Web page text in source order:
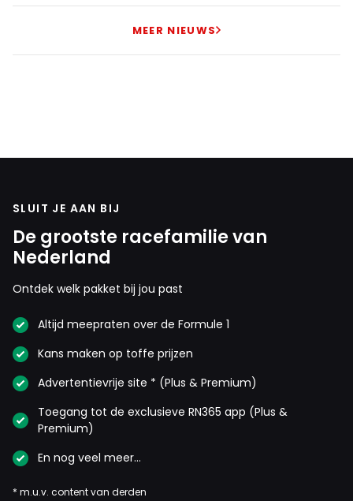
MEER NIEUWS
SLUIT JE AAN BIJ
De grootste racefamilie van
Nederland
Ontdek welk pakket bij jou past
Altijd meepraten over de Formule 1
Kans maken op toffe prijzen
Advertentievrije site * (Plus & Premium)
Toegang tot de exclusieve RN365 app (Plus &
Premium)
En nog veel meer…
* m.u.v. content van derden